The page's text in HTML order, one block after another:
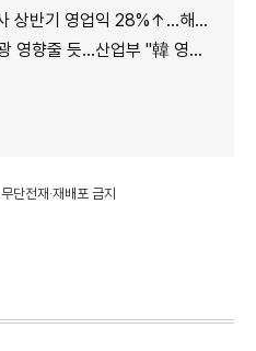
업익 28%↑…해외사업 호조도 한몫
듯…산업부 "韓 영향 최소화 협의"
단전재·재배포 금지